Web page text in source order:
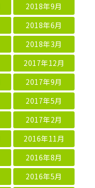
2018年9月
2018年6月
2018年3月
2017年12月
2017年9月
2017年5月
2017年2月
2016年11月
2016年8月
2016年5月